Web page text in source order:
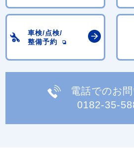
車検/点検/
整備予約
電話でのお
0182-35-